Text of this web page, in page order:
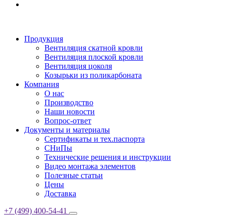
Продукция
Вентиляция скатной кровли
Вентиляция плоской кровли
Вентиляция цоколя
Козырьки из поликарбоната
Компания
О нас
Производство
Наши новости
Вопрос-ответ
Документы и материалы
Сертификаты и тех.паспорта
СНиПы
Технические решения и инструкции
Видео монтажа элементов
Полезные статьи
Цены
Доставка
+7 (499) 400-54-41